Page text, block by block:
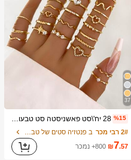
37
%15 28 יח'\סט פאשניסטה סט טבעות עם צורת לב עיצוב , גיאומטרי סִגְנוֹן ו בוהו אֵלֵמֶנט מִבטָא
2# רבי מכר
₪7.57 800+ נמכר